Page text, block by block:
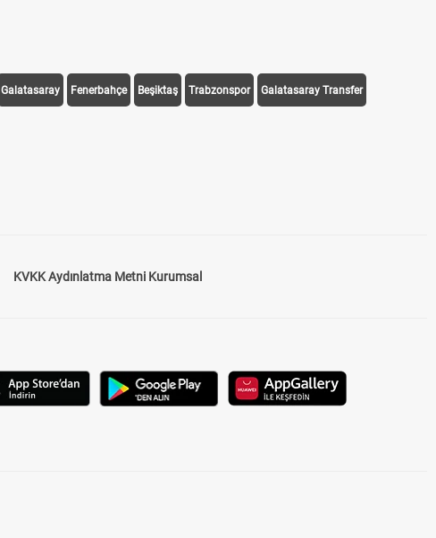
Galatasaray Fenerbahçe Beşiktaş Trabzonspor Galatasaray Transfer
KVKK Aydınlatma Metni Kurumsal